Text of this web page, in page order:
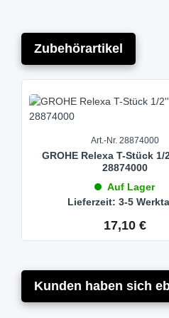
Zubehörartikel
Produktgalerie überspringen
Art.-Nr. 28874000
GROHE Relexa T-Stück 1/
28874000
Auf Lager
Lieferzeit: 3-5
Regulärer Preis:
17,10 €
Kunden haben sich